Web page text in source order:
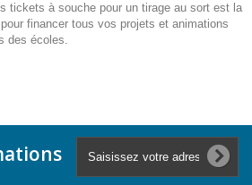
tickets à souche pour un tirage au sort est la
financer tous vos projets et animations
des écoles.